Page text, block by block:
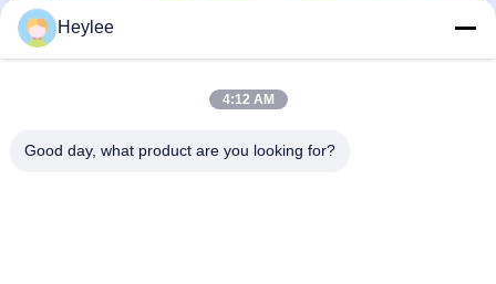
admin@gzweixing.com
Heylee
4:12 AM
Good day, what product are you looking for?